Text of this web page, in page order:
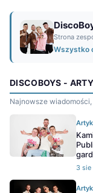
Strona
Wszystko
DISCOBOYS -
Najnowsze
3